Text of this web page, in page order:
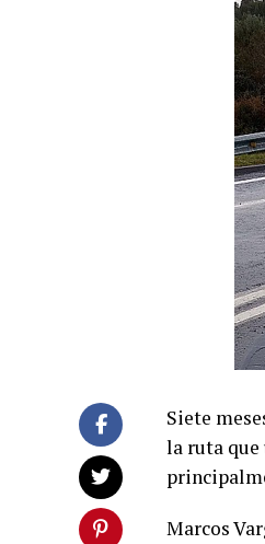
Siete
la ruta que
Marcos